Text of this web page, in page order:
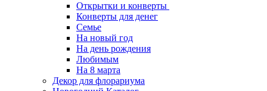
Открытки и конверты
Конверты для денег
Семье
На новый год
На день рождения
Любимым
На 8 марта
Декор для флорариума